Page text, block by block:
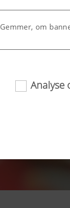
Gemmer, om
Analyse